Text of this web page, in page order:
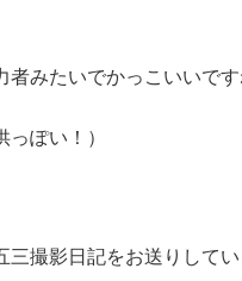
者みたいでかっこいいです
っぽい！）
三撮影日記をお送りしてい